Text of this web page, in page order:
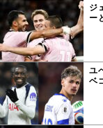
ジ
ー
ユ
ベ